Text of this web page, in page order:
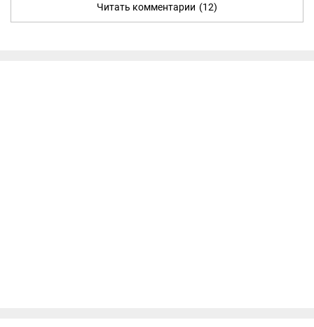
Читать комментарии (12)